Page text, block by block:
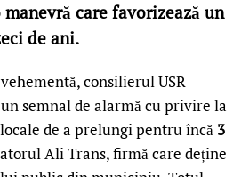
care favorizează un
de ani.
consilierul USR
semnal de alarmă cu privire la
de a prelungi pentru încă 3
Ali Trans, firmă care deține